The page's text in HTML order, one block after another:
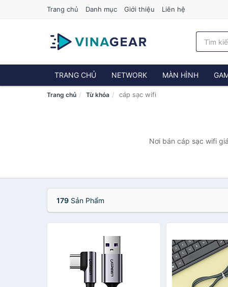
Trang chủ Danh mục Giới thiệu Liên hệ
TRANG CHỦ NETWORK MÀN HÌNH
Trang chủ Từ khóa cáp sạc wifi
Nơi bán cáp sạc wifi
179 Sản Phẩm